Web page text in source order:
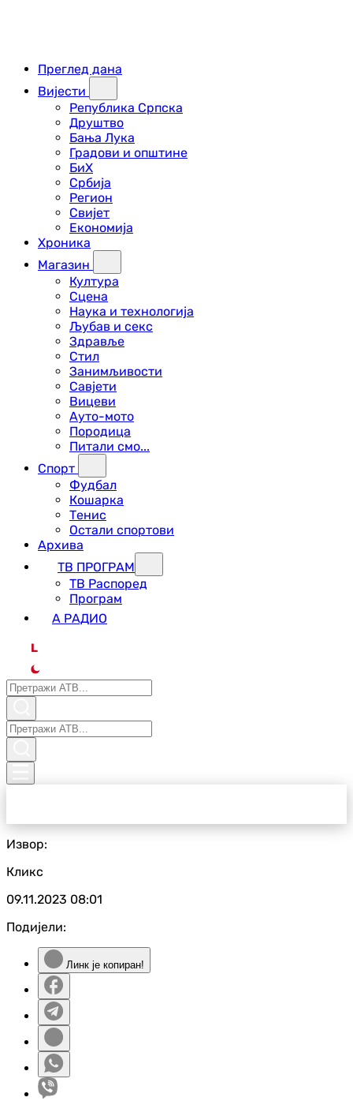
Преглед дана
Вијести
Република Српска
Друштво
Бања Лука
Градови и општине
БиХ
Србија
Регион
Свијет
Економија
Хроника
Магазин
Култура
Сцена
Наука и технологија
Љубав и секс
Здравље
Стил
Занимљивости
Савјети
Вицеви
Ауто-мото
Породица
Питали смо...
Спорт
Фудбал
Кошарка
Тенис
Остали спортови
Архива
ТВ ПРОГРАМ
ТВ Распоред
Програм
А РАДИО
L
Извор:
Кликс
09.11.2023 08:01
Подијели:
Линк је копиран!